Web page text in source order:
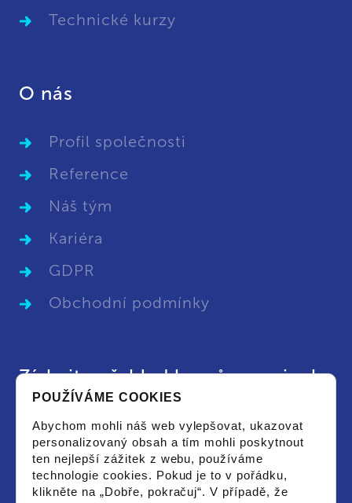
Technické kurzy
O nás
Profil společnosti
Reference
Náš tým
Kariéra
GDPR
Obchodní podmínky
Získejte přehled kurzů a novinek
či novinkami a souhlasím se zpracováním
osobních údajů pro tyto účely.
POUŽÍVÁME COOKIES
Abychom mohli náš web vylepšovat, ukazovat
personalizovaný obsah a tím mohli poskytnout
ten nejlepší zážitek z webu, používáme
technologie cookies. Pokud je to v pořádku,
klikněte na „Dobře, pokračuj“. V případě, že